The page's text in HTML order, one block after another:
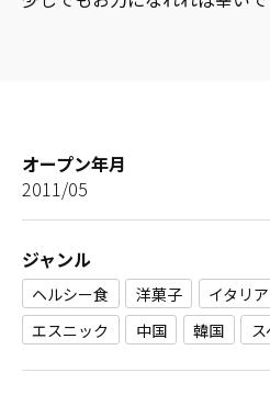
オープン年月
2011/05
ジャンル
ヘルシー食 洋菓子 イタリア
エスニック
中国 韓国